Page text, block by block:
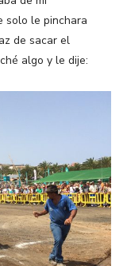
solo le pinchara
de sacar el
algo y le dije: